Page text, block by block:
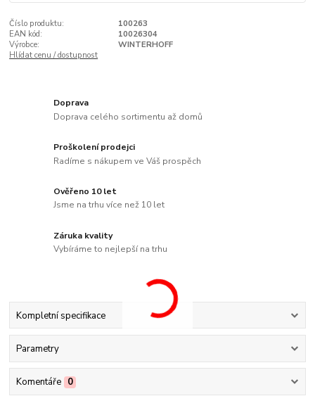
Číslo produktu:
100263
EAN kód:
10026304
Výrobce:
WINTERHOFF
Hlídat cenu / dostupnost
Doprava
Doprava celého sortimentu až domů
Proškolení prodejci
Radíme s nákupem ve Váš prospěch
Ověřeno 10 let
Jsme na trhu více než 10 let
Záruka kvality
Vybíráme to nejlepší na trhu
Kompletní specifikace
Parametry
Komentáře 0